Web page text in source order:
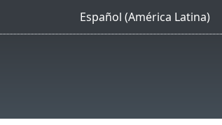
Español (América Latina)